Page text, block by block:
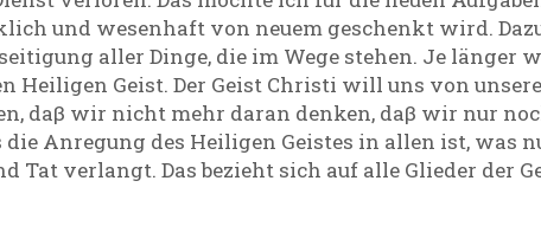
und wesenhaft von neuem geschenkt wird.
aller Dinge, die im Wege stehen. Je länger
Heiligen Geist. Der Geist Christi will uns von
daβ wir nicht mehr daran denken, daβ wir nur
Anregung des Heiligen Geistes in allen ist, was
Tat verlangt. Das bezieht sich auf alle Glieder der